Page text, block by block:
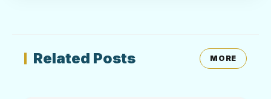
Related Posts MORE